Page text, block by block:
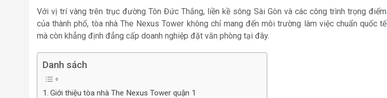
Với vị trí vàng trên trục đường Tôn Đức Thắng, liền kề sông Sài Gòn và các công trình trọng điểm
của thành phố, tòa nhà The Nexus Tower không chỉ mang đến môi trường làm việc chuẩn quốc tế
mà còn khẳng định đẳng cấp doanh nghiệp đặt văn phòng tại đây.
Danh sách
Giới thiệu tòa nhà The Nexus Tower quận 1